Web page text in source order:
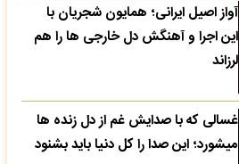
آواز اصیل ایرانی؛ همایون شجریان با
این اجرا و آهنگش دل خارجی ها را هم
لرزاند
غسالی که با صدایش غم از دل زنده ها
میشورد؛ این صدا را کل دنیا باید بشنود